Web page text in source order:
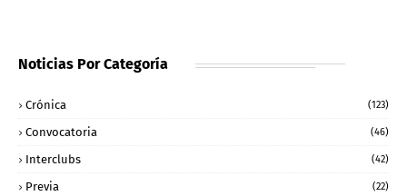
Noticias Por Categoría
Crónica (123)
Convocatoria (46)
Interclubs (42)
Previa (22)